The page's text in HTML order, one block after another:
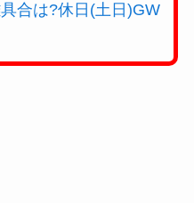
合は?休日(土日)GW